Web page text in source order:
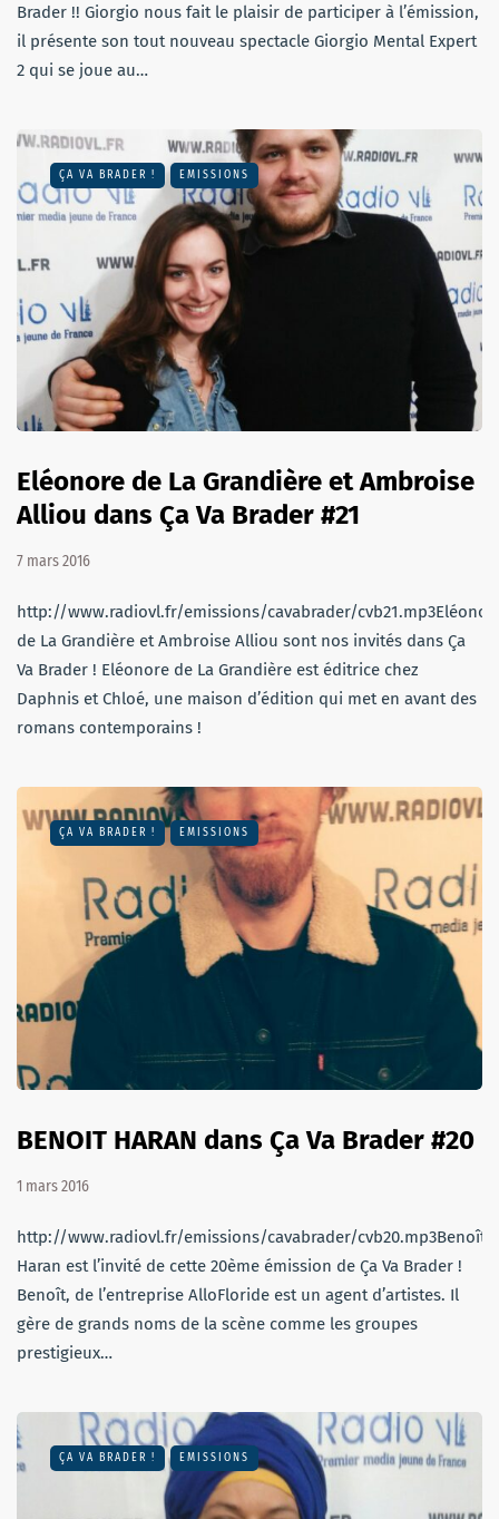
Brader !! Giorgio nous fait le plaisir de participer à l’émission,
il présente son tout nouveau spectacle Giorgio Mental Expert
2 qui se joue au…
ÇA VA BRADER ! EMISSIONS
Eléonore de La Grandière et Ambroise
Alliou dans Ça Va Brader #21
7 mars 2016
http://www.radiovl.fr/emissions/cavabrader/
de La Grandière et Ambroise Alliou sont nos invités dans Ça
Va Brader ! Eléonore de La Grandière est éditrice chez
Daphnis et Chloé, une maison d’édition qui met en avant des
romans contemporains !
ÇA VA BRADER ! EMISSIONS
BENOIT HARAN dans Ça Va Brader #20
1 mars 2016
http://www.radiovl.fr/emissions/cavabrader/cvb20.mp3Benoît
Haran est l’invité de cette 20ème émission de Ça Va Brader !
Benoît, de l’entreprise AlloFloride est un agent d’artistes. Il
gère de grands noms de la scène comme les groupes
prestigieux…
ÇA VA BRADER ! EMISSIONS